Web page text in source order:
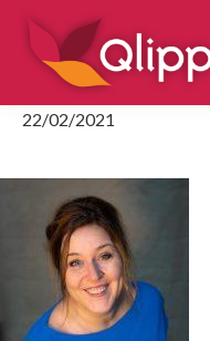
Skip
primary
navigation
Skip
content
Training
Branding
Storytelling
22/02/2021